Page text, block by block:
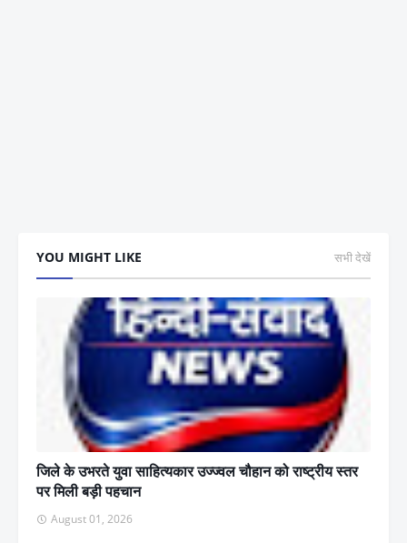
YOU MIGHT LIKE सभी देखें
जिले के उभरते युवा साहित्यकार उज्ज्वल चौहान को राष्ट्रीय स्तर
पर मिली बड़ी पहचान
August 01, 2026